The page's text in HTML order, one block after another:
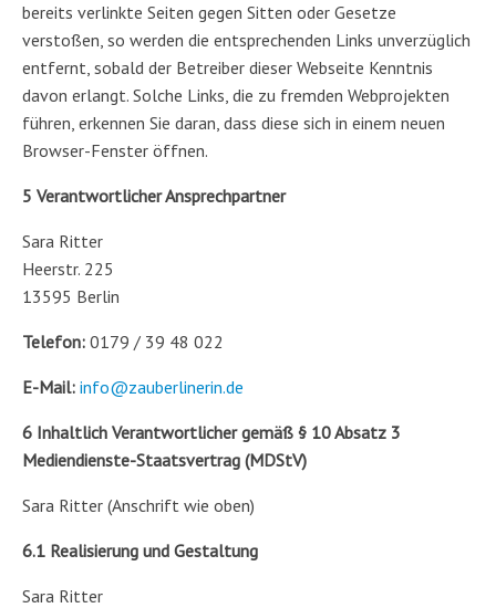
bereits verlinkte Seiten gegen Sitten oder Gesetze
verstoßen, so werden die entsprechenden Links unverzüglich
entfernt, sobald der Betreiber dieser Webseite Kenntnis
davon erlangt. Solche Links, die zu fremden Webprojekten
führen, erkennen Sie daran, dass diese sich in einem neuen
Browser-Fenster öffnen.
5 Verantwortlicher Ansprechpartner
Sara Ritter
Heerstr. 225
13595 Berlin
Telefon: 0179 / 39 48 022
E-Mail: info@zauberlinerin.de
6 Inhaltlich Verantwortlicher gemäß § 10 Absatz 3
Mediendienste-Staatsvertrag (MDStV)
Sara Ritter (Anschrift wie oben)
6.1 Realisierung und Gestaltung
Sara Ritter